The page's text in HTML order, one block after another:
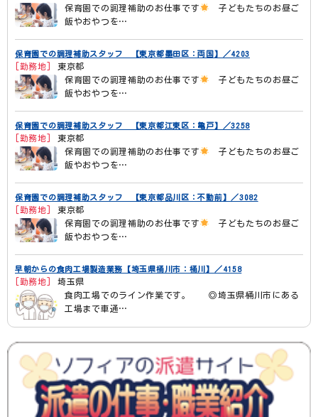
保育園での調理補助のお仕事です
子どもたちのお昼ご
飯やおやつを…
保育園での調理補助スタッフ 【東京都墨田区：両国】／4203
[勤務地]
東京都
保育園での調理補助のお仕事です
子どもたちのお昼ご
飯やおやつを…
保育園での調理補助スタッフ 【東京都江東区：亀戸】／3258
[勤務地]
東京都
保育園での調理補助のお仕事です
子どもたちのお昼ご
飯やおやつを…
保育園での調理補助スタッフ 【東京都品川区：不動前】／3082
[勤務地]
東京都
保育園での調理補助のお仕事です
子どもたちのお昼ご
飯やおやつを…
早朝からの食肉工場製造業務【埼玉県桶川市：桶川】／4158
[勤務地]
埼玉県
食肉工場でのライン作業です。 ◎埼玉県桶川市にある
工場まで車通…